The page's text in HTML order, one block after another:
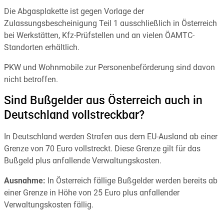
Die Abgasplakette ist gegen Vorlage der
Zulassungsbescheinigung Teil 1 ausschließlich in Österreich
bei Werkstätten, Kfz-Prüfstellen und an vielen ÖAMTC-
Standorten erhältlich.
PKW und Wohnmobile zur Personenbeförderung sind davon
nicht betroffen.
Sind Bußgelder aus Österreich auch in
Deutschland vollstreckbar?
In Deutschland werden Strafen aus dem EU-Ausland ab einer
Grenze von 70 Euro vollstreckt. Diese Grenze gilt für das
Bußgeld plus anfallende Verwaltungskosten.
Ausnahme: In Österreich fällige Bußgelder werden bereits ab
einer Grenze in Höhe von 25 Euro plus anfallender
Verwaltungskosten fällig.